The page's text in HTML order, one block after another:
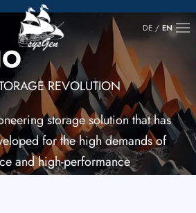
DE / EN
REVOLUTION
storage solution that has
for the high demands of
and high-performance